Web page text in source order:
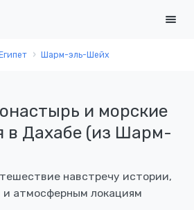
Египет Шарм-эль-Шейх
и морские
в Дахабе (из Шарм-
навстречу истории,
атмосферным локациям